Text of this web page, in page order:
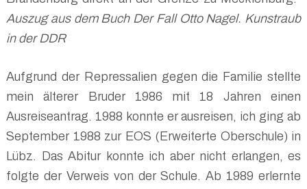
Auszug aus dem Buch Der Fall Otto Nagel. Kunstraub
in der DDR
Aufgrund der Repressalien gegen die Familie stellte
mein älterer Bruder 1986 mit 18 Jahren einen
Ausreiseantrag. 1988 konnte er ausreisen, ich ging ab
September 1988 zur EOS (Erweiterte Oberschule) in
Lübz. Das Abitur konnte ich aber nicht erlangen, es
folgte der Verweis von der Schule. Ab 1989 erlernte